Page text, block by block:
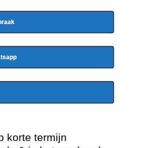
korte termijn